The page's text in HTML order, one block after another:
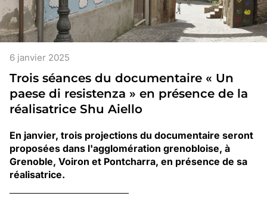
6 janvier 2025
Trois séances du documentaire « Un
paese di resistenza » en présence de la
réalisatrice Shu Aiello
En janvier, trois projections du documentaire seront
proposées dans l'agglomération grenobloise, à
Grenoble, Voiron et Pontcharra, en présence de sa
réalisatrice.